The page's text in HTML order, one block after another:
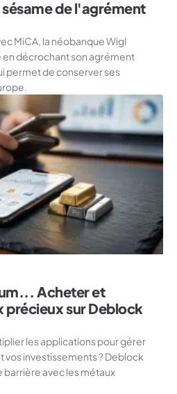
de l'agrément
MiCA, la néobanque Wigl
décrochant son agrément
permet de conserver ses
Acheter et
précieux sur Deblock
les applications pour gérer
investissements ? Deblock
barrière avec les métaux